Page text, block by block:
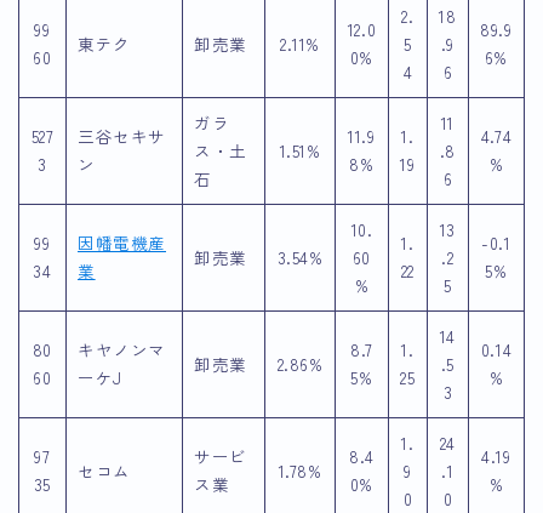
99
60
東テク 卸売業 2.11%
12.0
0%
2.
5
4
18
.9
6
89.9
6%
527
3
三谷セキサ
ン
ガラ
ス・土
石
1.51%
11.9
8%
1.
19
11
.8
6
4.74
%
99
34
因幡電機産
業
卸売業 3.54%
10.
60
%
1.
22
13
.2
5
-0.1
5%
80
60
キヤノンマ
ーケJ
卸売業 2.86%
8.7
5%
1.
25
14
.5
3
0.14
%
97
35
セコム
サービ
ス業
1.78%
8.4
0%
1.
9
0
24
.1
0
4.19
%